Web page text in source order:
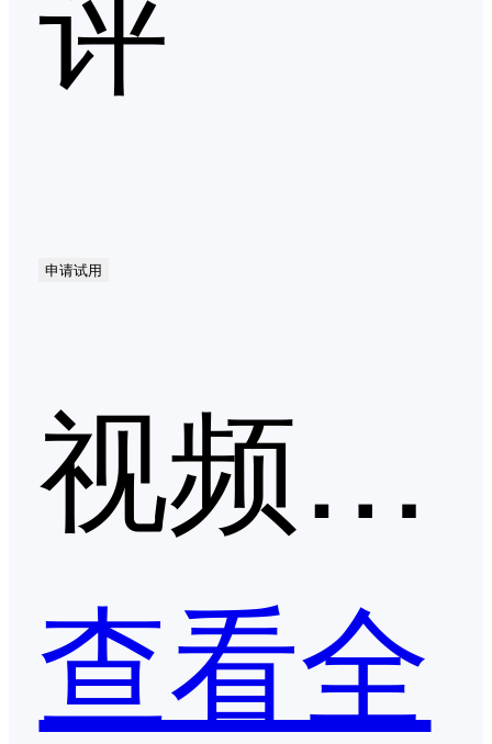
申请试用
视频会议第二季度口碑产品
查看全